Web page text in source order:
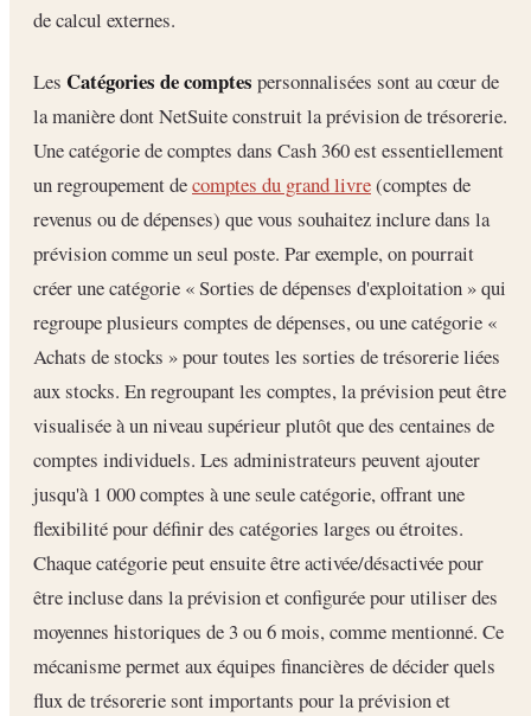
de calcul externes.
Les Catégories de comptes personnalisées sont au cœur de
la manière dont NetSuite construit la prévision de trésorerie.
Une catégorie de comptes dans Cash 360 est essentiellement
un regroupement decomptes du grand livre(comptes de
revenus ou de dépenses) que vous souhaitez inclure dans la
prévision comme un seul poste. Par exemple, on pourrait
créer une catégorie « Sorties de dépenses d'exploitation » qui
regroupe plusieurs comptes de dépenses, ou une catégorie «
Achats de stocks » pour toutes les sorties de trésorerie liées
aux stocks. En regroupant les comptes, la prévision peut être
visualisée à un niveau supérieur plutôt que des centaines de
comptes individuels. Les administrateurs peuvent ajouter
jusqu'à 1 000 comptes à une seule catégorie, offrant une
flexibilité pour définir des catégories larges ou étroites.
Chaque catégorie peut ensuite être activée/désactivée pour
être incluse dans la prévision et configurée pour utiliser des
moyennes historiques de 3 ou 6 mois, comme mentionné. Ce
mécanisme permet aux équipes financières de décider quels
flux de trésorerie sont importants pour la prévision et